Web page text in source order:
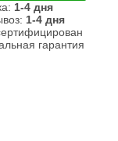
1-4 дня
1-4 дня
гарантия